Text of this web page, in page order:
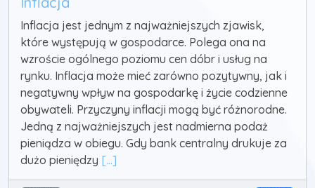
Inflacja jest jednym z najważniejszych zjawisk,
które występują w gospodarce. Polega ona na
wzroście ogólnego poziomu cen dóbr i usług na
rynku. Inflacja może mieć zarówno pozytywny, jak i
negatywny wpływ na gospodarkę i życie codzienne
obywateli. Przyczyny inflacji mogą być różnorodne.
Jedną z najważniejszych jest nadmierna podaż
pieniądza w obiegu. Gdy bank centralny drukuje za
dużo pieniędzy [...]